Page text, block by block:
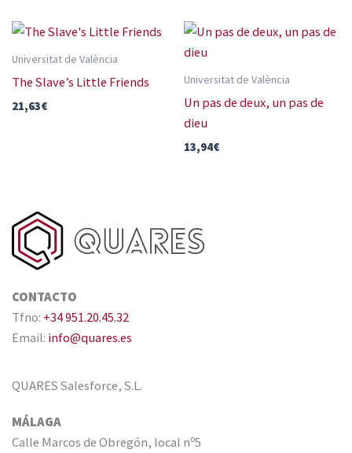
Universitat de València
The Slave’s Little Friends
21,63€
Universitat de València
Un pas de deux, un pas de
dieu
13,94€
CONTACTO
Tfno: +34 951.20.45.32
Email: info@quares.es
QUARES Salesforce, S.L.
MÁLAGA
Calle Marcos de Obregón, local nº5